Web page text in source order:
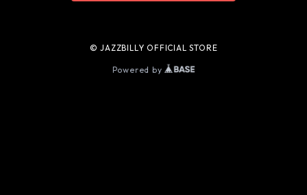
© JAZZBILLY OFFICIAL STORE
Powered by